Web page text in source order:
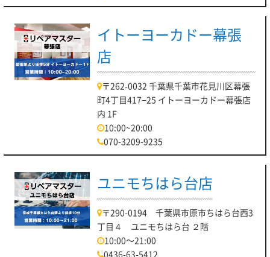
イトーヨーカドー幕張
店
〒262-0032 千葉県千葉市花見川区幕張
町4丁目417−25 イトーヨーカドー幕張店
内 1F
10:00~20:00
070-3209-9235
ユニモちはら台店
〒290-0194 千葉県市原市ちはら台西3
丁目４ ユニモちはら台 ２階
10:00～21:00
0436-63-5412